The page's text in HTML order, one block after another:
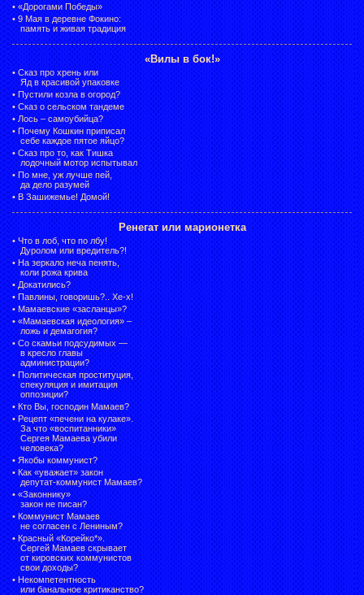
• «Дорогами Победы»
• 9 Мая в деревне Фокино:
память и живая традиция
«Вилы в бок!»
• Сказ про хрень или
Яд в красивой упаковке
• Пустили козла в огород?
• Сказ о сельском тандеме
• Лось – самоубийца?
• Почему Кошкин приписал
себе каждое пятое яйцо?
• Сказ про то, как Тишка
лодочный мотор испытывал
• По мне, уж лучше пей,
да дело разумей
• В Зашижемье! Домой!
Ренегат или марионетка
• Что в лоб, что по лбу!
Дуролом или вредитель?!
• На зеркало неча пенять,
коли рожа крива
• Докатились?
• Павлины, говоришь?.. Хе-х!
• Мамаевские «засланцы»?
• «Мамаевская идеология» –
ложь и демагогия?
• Со скамьи подсудимых —
в кресло главы
администрации?
• Политическая проституция,
спекуляция и имитация
оппозиции?
• Кто Вы, господин Мамаев?
• Рецепт «печени на кулаке».
За что «воспитанники»
Сергея Мамаева убили
человека?
• Якобы коммунист?
• Как «уважает» закон
депутат-коммунист Мамаев?
• «Законнику»
закон не писан?
• Коммунист Мамаев
не согласен с Лениным?
• Красный «Корейко*».
Сергей Мамаев скрывает
от кировских коммунистов
свои доходы?
• Некомпетентность
или банальное критиканство?